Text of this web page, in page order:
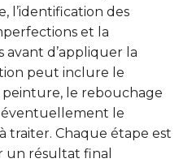
l’identification des
et la
avant d’appliquer la
peut inclure le
peinture, le rebouchage
éventuellement le
traiter. Chaque étape est
un résultat final